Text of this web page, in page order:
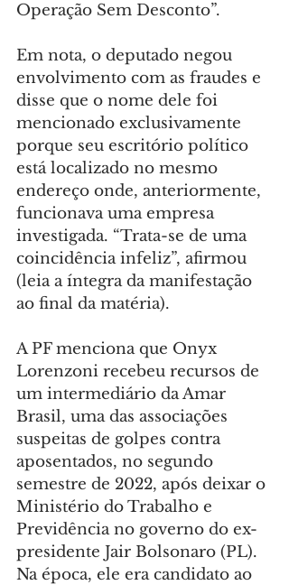
Operação Sem Desconto”.
Em nota, o deputado negou
envolvimento com as fraudes e
disse que o nome dele foi
mencionado exclusivamente
porque seu escritório político
está localizado no mesmo
endereço onde, anteriormente,
funcionava uma empresa
investigada. “Trata-se de uma
coincidência infeliz”, afirmou
(leia a íntegra da manifestação
ao final da matéria).
A PF menciona que Onyx
Lorenzoni recebeu recursos de
um intermediário da Amar
Brasil, uma das associações
suspeitas de golpes contra
aposentados, no segundo
semestre de 2022, após deixar o
Ministério do Trabalho e
Previdência no governo do ex-
presidente Jair Bolsonaro (PL).
Na época, ele era candidato ao